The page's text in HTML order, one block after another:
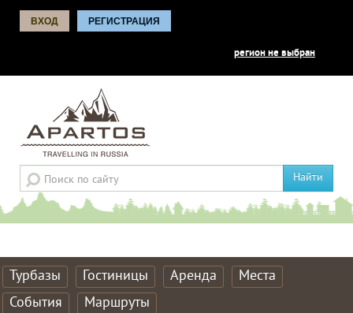
ВХОД РЕГИСТРАЦИЯ
регион не выбран
Найти
Турбазы Гостиницы Аренда
Места
События
Маршруты